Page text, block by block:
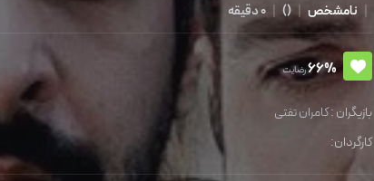
| نامشخص |
()
|
66%رضایت
بازیگران :کامران تفتی
کارگردان: